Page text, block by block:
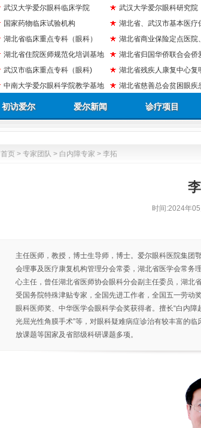
武汉大学爱尔眼科临床学院
国家药物临床试验机构
湖北省临床重点专科（眼科）
湖北省住院医师规范化培训基地
武汉市临床重点专科（眼科)
中南大学爱尔眼科学院教学基地
武汉大学爱尔眼科研究院
湖北省、武汉市基本医疗
湖北省商业保险定点医院
湖北省归国华侨联合会侨
湖北省残疾人康复中心复
湖北省慈善总会贫困眼疾
初访爱尔 爱尔新闻 诊疗项目
首页 > 专家团队 > 白内障专家 > 李拓
时间:2024年05
主任医师，教授，博士生导师，博士。爱尔眼科医院集团
会理事及医疗康复机构管理分会常委，湖北省医学会常务
心主任，曾任湖北省医师协会眼科分会副主任委员，湖北
受国务院特殊津贴专家，全国先进工作者，全国五一劳动
眼科医师奖、中华医学会眼科学会奖获得者。擅长“白内障
光屈光性角膜手术”等，对眼科疑难病症诊治有较丰富的
放课题等国家及省部级科研课题多项。